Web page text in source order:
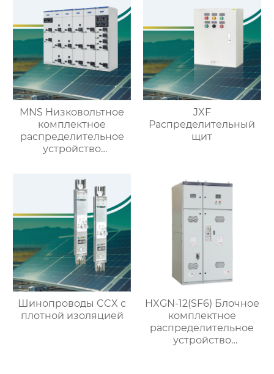
MNS Низковольтное
комплектное
распределительное
устройство
JXF
Распределительный
щит
Шинопроводы CCX с
плотной изоляцией
HXGN-12(SF6) Блочное
комплектное
распределительное
устройство